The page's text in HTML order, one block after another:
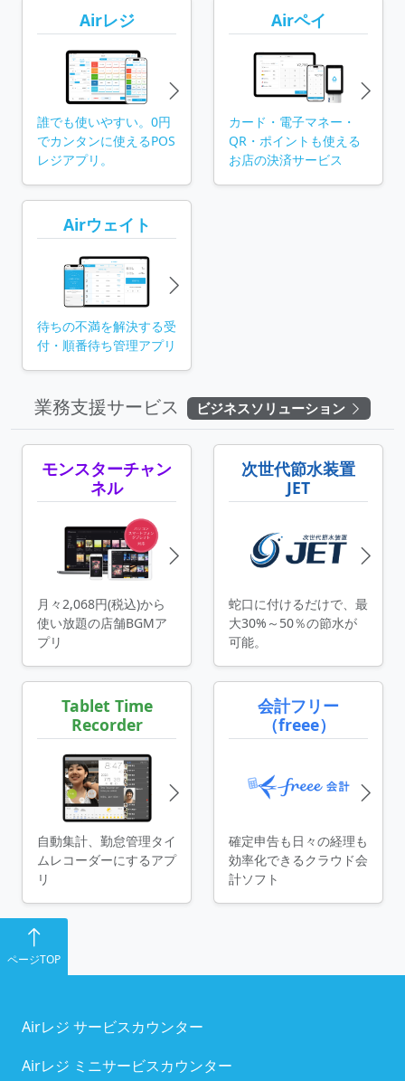
Airレジ
誰でも使いやすい。0円
でカンタンに使えるPOS
レジアプリ。
Airペイ
カード・電子マネー・
QR・ポイントも使える
お店の決済サービス
Airウェイト
待ちの不満を解決する受
付・順番待ち管理アプリ
業務支援サービス ビジネスソリューション
モンスターチャン
ネル
月々2,068円(税込)から
使い放題の店舗BGMア
プリ
次世代節水装置
JET
蛇口に付けるだけで、最
大30%～50％の節水が
可能。
Tablet Time
Recorder
自動集計、勤怠管理タイ
ムレコーダーにするアプ
リ
会計フリー
（freee）
確定申告も日々の経理も
効率化できるクラウド会
計ソフト
ページTOP
Airレジ サービスカウンター
Airレジ ミニサービスカウンター